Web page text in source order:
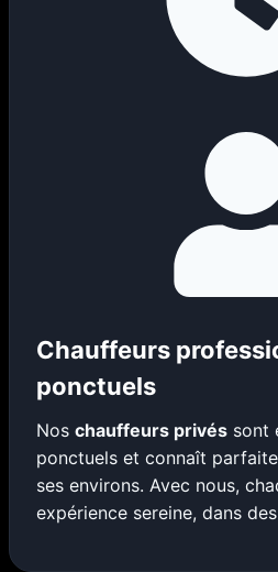
Chauffeurs
ponctuels
Noschauffeurs privés sont
ponctuels et connaît
ses environs. Avec nous,
expérience sereine, dans